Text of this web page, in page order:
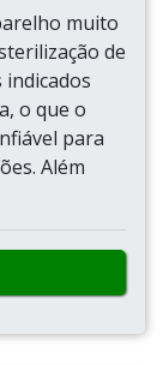
muito
de
o que o
para
Além